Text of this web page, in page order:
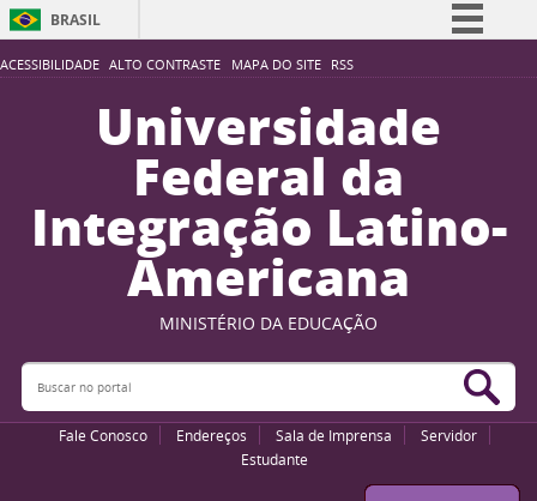
ACESSIBILIDADE ALTO CONTRASTE MAPA DO SITE RSS
BRASIL
Simplifique!
Participe
Acesso à informação
Legislação
Canais
Universidade
Federal da
Integração Latino-
Americana
MINISTÉRIO DA EDUCAÇÃO
Buscar no portal
Fale Conosco Endereços Sala de Imprensa
Servidor
Estudante